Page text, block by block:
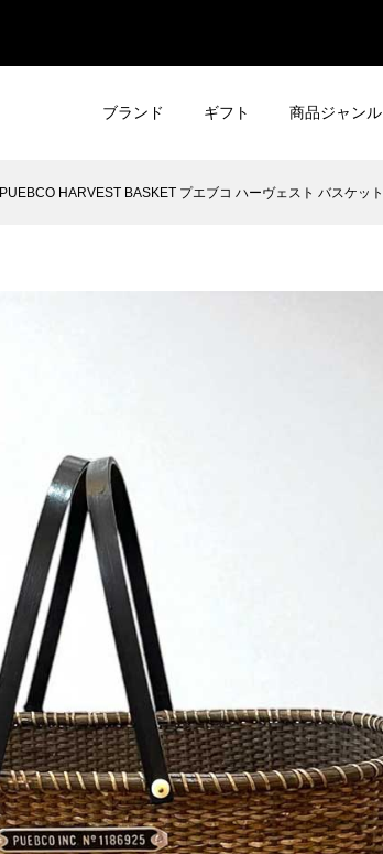
ブランド ギフト 商品ジャンル
PUEBCO HARVEST BASKET プエブコ ハーヴェスト バスケット